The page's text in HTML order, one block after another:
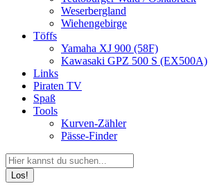
Weserbergland
Wiehengebirge
Töffs
Yamaha XJ 900 (58F)
Kawasaki GPZ 500 S (EX500A)
Links
Piraten TV
Spaß
Tools
Kurven-Zähler
Pässe-Finder
Search: